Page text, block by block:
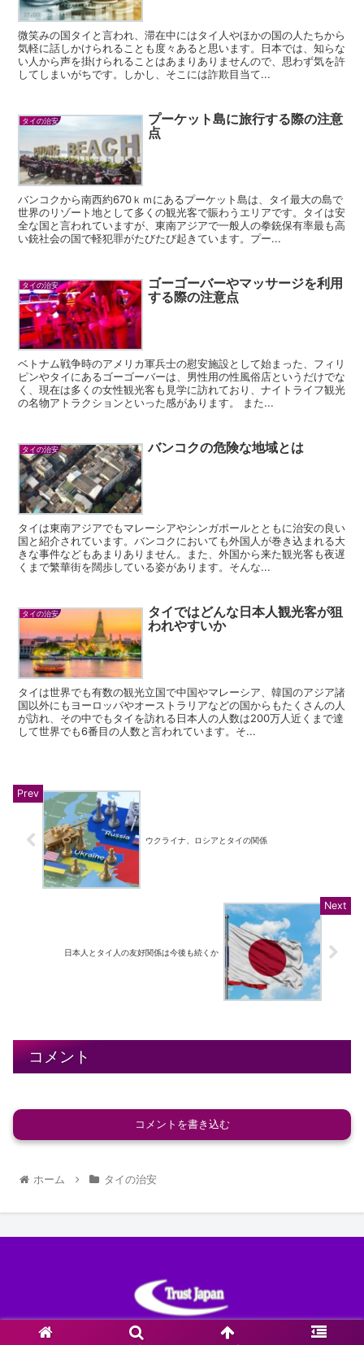
微笑みの国タイと言われ、滞在中にはタイ人やほかの国の人たちから
気軽に話しかけられることも度々あると思います。日本では、知らな
い人から声を掛けられることはあまりありませんので、思わず気を許
してしまいがちです。しかし、そこには詐欺目当て...
タイの治安
プーケット島に旅行する際の注意
点
バンコクから南西約670ｋｍにあるプーケット島は、タイ最大の島で
世界のリゾート地として多くの観光客で賑わうエリアです。タイは安
全な国と言われていますが、東南アジアで一般人の拳銃保有率最も高
い銃社会の国で軽犯罪がたびたび起きています。プー...
タイの治安
ゴーゴーバーやマッサージを利用
する際の注意点
ベトナム戦争時のアメリカ軍兵士の慰安施設として始まった、フィリ
ピンやタイにあるゴーゴーバーは、男性用の性風俗店というだけでな
く、現在は多くの女性観光客も見学に訪れており、ナイトライフ観光
の名物アトラクションといった感があります。 また...
タイの治安 バンコクの危険な地域とは
タイは東南アジアでもマレーシアやシンガポールとともに治安の良い
国と紹介されています。バンコクにおいても外国人が巻き込まれる大
きな事件などもあまりありません。また、外国から来た観光客も夜遅
くまで繁華街を闊歩している姿があります。そんな...
タイの治安
タイではどんな日本人観光客が狙
われやすいか
タイは世界でも有数の観光立国で中国やマレーシア、韓国のアジア諸
国以外にもヨーロッパやオーストラリアなどの国からもたくさんの人
が訪れ、その中でもタイを訪れる日本人の人数は200万人近くまで達
して世界でも6番目の人数と言われています。そ...
ウクライナ、ロシアとタイの関係
日本人とタイ人の友好関係は今後も続くか
コメント
コメントを書き込む
ホーム タイの治安